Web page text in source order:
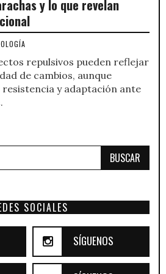
y lo que revelan
repulsivos pueden reflejar
de cambios, aunque
y adaptación ante
BUSCAR
SOCIALES
SÍGUENOS